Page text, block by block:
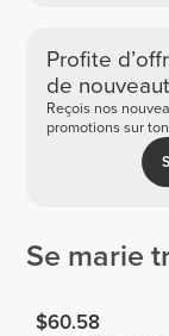
Profite
de
exclusives
Reçois nos
promotions sur
Se marie
$60.58